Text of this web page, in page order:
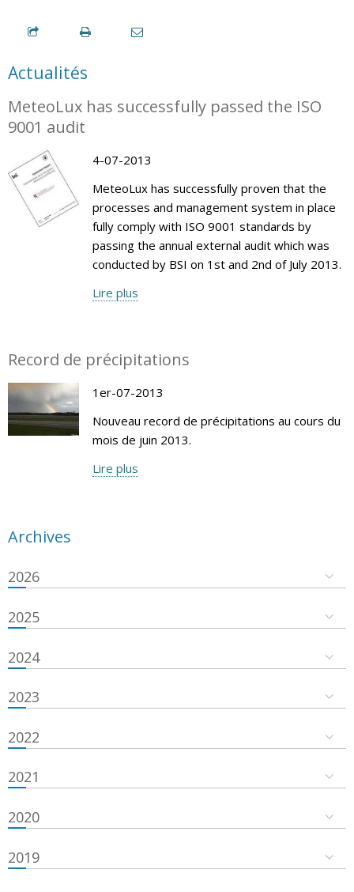
Actualités
MeteoLux has successfully passed the ISO
9001 audit
4-07-2013
MeteoLux has successfully proven that the
processes and management system in place
fully comply with ISO 9001 standards by
passing the annual external audit which was
conducted by BSI on 1st and 2nd of July 2013.
Lire plus
Record de précipitations
1er-07-2013
Nouveau record de précipitations au cours du
mois de juin 2013.
Lire plus
Archives
2026
2025
2024
2023
2022
2021
2020
2019